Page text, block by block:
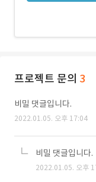
프로젝트 문의 3
비밀 댓글입니다.
2022.01.05. 오후 17:04
비밀 댓글입니다.
2022.01.05. 오후